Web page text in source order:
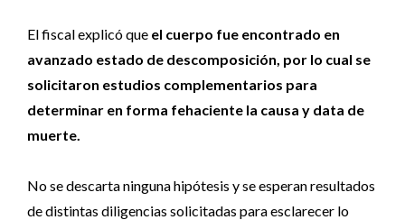
El fiscal explicó que el cuerpo fue encontrado en
avanzado estado de descomposición, por lo cual se
solicitaron estudios complementarios para
determinar en forma fehaciente la causa y data de
muerte.
No se descarta ninguna hipótesis y se esperan resultados
de distintas diligencias solicitadas para esclarecer lo